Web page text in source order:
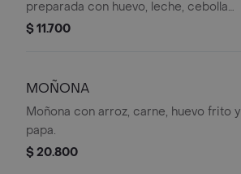
preparada con huevo, leche, cebolla
larga, cilantro, queso y almojábana.
$ 11.700
MOÑONA
Moñona con arroz, carne, huevo frito y
papa.
$ 20.800